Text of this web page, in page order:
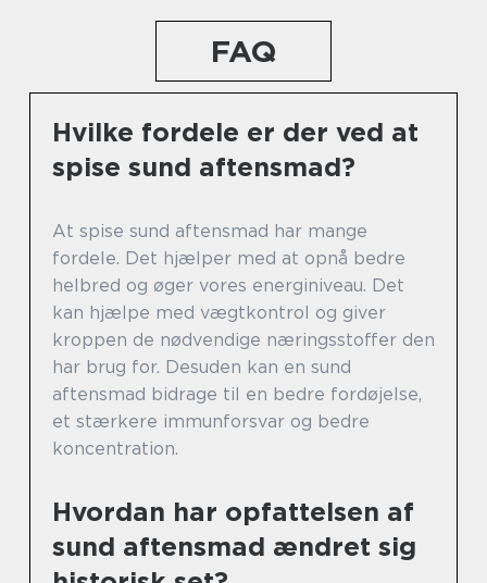
FAQ
Hvilke fordele er der ved at
spise sund aftensmad?
At spise sund aftensmad har mange
fordele. Det hjælper med at opnå bedre
helbred og øger vores energiniveau. Det
kan hjælpe med vægtkontrol og giver
kroppen de nødvendige næringsstoffer den
har brug for. Desuden kan en sund
aftensmad bidrage til en bedre fordøjelse,
et stærkere immunforsvar og bedre
koncentration.
Hvordan har opfattelsen af
sund aftensmad ændret sig